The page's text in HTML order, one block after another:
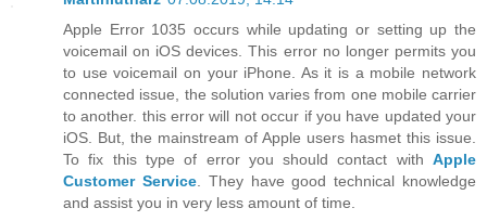
Apple Error 1035 occurs while updating or setting up the
voicemail on iOS devices. This error no longer permits you
to use voicemail on your iPhone. As it is a mobile network
connected issue, the solution varies from one mobile carrier
to another. this error will not occur if you have updated your
iOS. But, the mainstream of Apple users hasmet this issue.
To fix this type of error you should contact with Apple
Customer Service. They have good technical knowledge
and assist you in very less amount of time.